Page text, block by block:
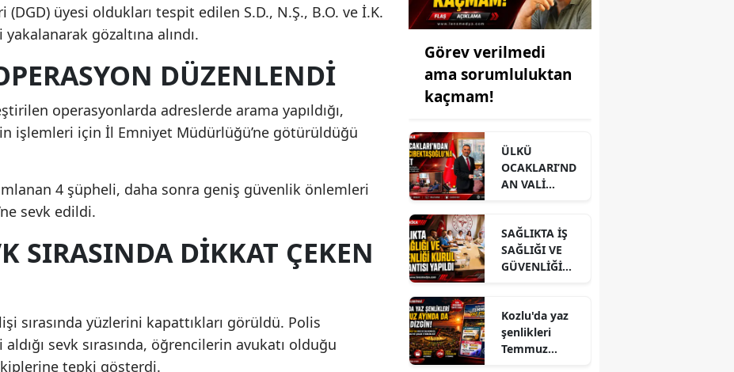
üyesi oldukları tespit edilen S.D., N.Ş., B.O. ve İ.K.
gözaltına alındı.
DÜZENLENDİ
operasyonlarda adreslerde arama yapıldığı,
işlemleri için İl Emniyet Müdürlüğü’ne götürüldüğü
4 şüpheli, daha sonra geniş güvenlik önlemleri
sevk edildi.
SIRASINDA DİKKAT ÇEKEN
sırasında yüzlerini kapattıkları görüldü. Polis
sevk sırasında, öğrencilerin avukatı olduğu
tepki gösterdi.
Görev verilmedi
ama sorumluluktan
kaçmam!
ÜLKÜ
OCAKLARI’ND
AN VALİ
ZİYARET
SAĞLIKTA İŞ
SAĞLIĞI VE
GÜVENLİĞİ
YAPILDI
Kozlu'da yaz
şenlikleri
Temmuz